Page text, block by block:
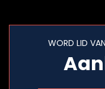
WORD LID